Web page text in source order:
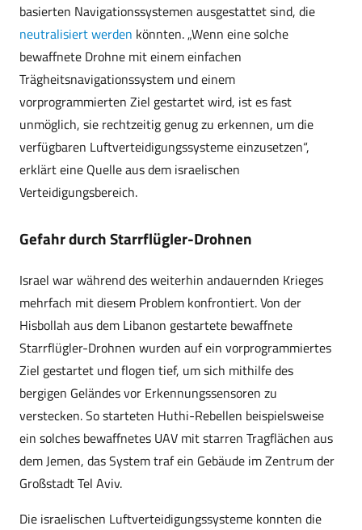
basierten Navigationssystemen ausgestattet sind, die
neutralisiert werden könnten. „Wenn eine solche
bewaffnete Drohne mit einem einfachen
Trägheitsnavigationssystem und einem
vorprogrammierten Ziel gestartet wird, ist es fast
unmöglich, sie rechtzeitig genug zu erkennen, um die
verfügbaren Luftverteidigungssysteme einzusetzen“,
erklärt eine Quelle aus dem israelischen
Verteidigungsbereich.
Gefahr durch Starrflügler-Drohnen
Israel war während des weiterhin andauernden Krieges
mehrfach mit diesem Problem konfrontiert. Von der
Hisbollah aus dem Libanon gestartete bewaffnete
Starrflügler-Drohnen wurden auf ein vorprogrammiertes
Ziel gestartet und flogen tief, um sich mithilfe des
bergigen Geländes vor Erkennungssensoren zu
verstecken. So starteten Huthi-Rebellen beispielsweise
ein solches bewaffnetes UAV mit starren Tragflächen aus
dem Jemen, das System traf ein Gebäude im Zentrum der
Großstadt Tel Aviv.
Die israelischen Luftverteidigungssysteme konnten die